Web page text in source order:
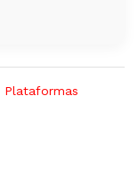
Plataformas